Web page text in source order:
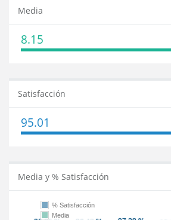
Media
8.15
Satisfacción
95.01
Media y % Satisfacción
% Satisfacción
Media